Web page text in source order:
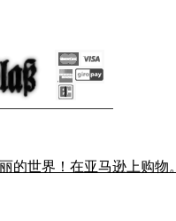
的世界！在亚马逊上购物。